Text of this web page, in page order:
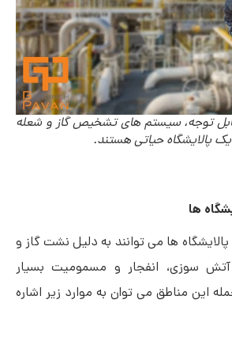
توجه، سیستم های تشخیص گاز و شعله
پالایشگاه حیاتی هستند.
ها
ها می توانند به دلیل نشت گاز و
سوزی، انفجار و مسمومیت بسیار
این مناطق می توان به موارد زیر اشاره